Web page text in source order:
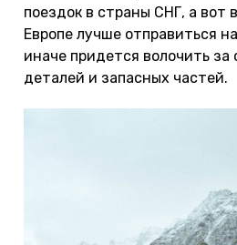
поездок в страны СНГ, а вот
Европе лучше отправиться
иначе придется волочить за
деталей и запасных частей.